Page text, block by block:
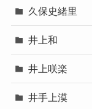
久保史緒里
井上和
井上咲楽
井手上漠